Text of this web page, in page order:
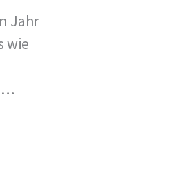
Jahr
wie